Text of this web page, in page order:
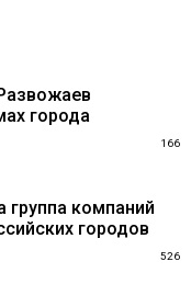
города
166
компаний
городов
526